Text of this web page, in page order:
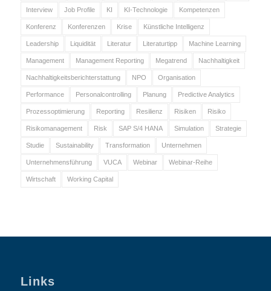
Interview Job Profile KI KI-Technologie Kompetenzen
Konferenz Konferenzen Krise Künstliche Intelligenz
Leadership Liquidität Literatur Literaturtipp Machine Learning
Management Management Reporting Megatrend Nachhaltigkeit
Nachhaltigkeitsberichterstattung NPO Organisation
Performance Personalcontrolling Planung Predictive Analytics
Prozessoptimierung Reporting Resilienz Risiken Risiko
Risikomanagement Risk SAP S/4 HANA Simulation Strategie
Studie Sustainability Transformation Unternehmen
Unternehmensführung VUCA Webinar Webinar-Reihe
Wirtschaft Working Capital
Links